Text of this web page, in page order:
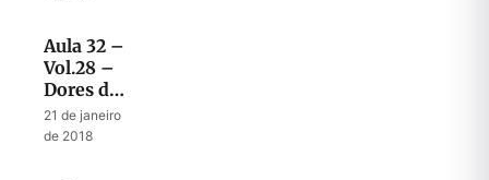
Aula 32 –
Vol.28 –
Dores de
Parto
para quê?
21 de janeiro
de 2018